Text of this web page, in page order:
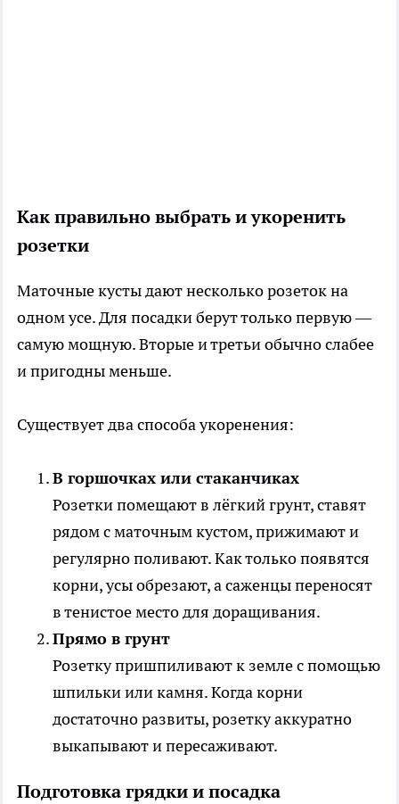
Как правильно выбрать и укоренить
розетки
Маточные кусты дают несколько розеток на
одном усе. Для посадки берут только первую —
самую мощную. Вторые и третьи обычно слабее
и пригодны меньше.
Существует два способа укоренения:
В горшочках или стаканчиках
Розетки помещают в лёгкий грунт, ставят
рядом с маточным кустом, прижимают и
регулярно поливают. Как только появятся
корни, усы обрезают, а саженцы переносят
в тенистое место для доращивания.
Прямо в грунт
Розетку пришпиливают к земле с помощью
шпильки или камня. Когда корни
достаточно развиты, розетку аккуратно
выкапывают и пересаживают.
Подготовка грядки и посадка